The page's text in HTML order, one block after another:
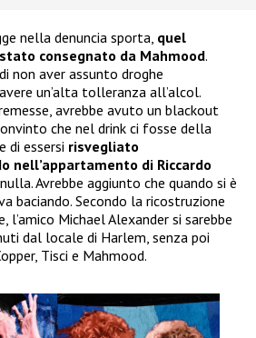
nella denuncia sporta, quel
consegnato da Mahmood.
non aver assunto droghe
un’alta tolleranza all’alcol.
avrebbe avuto un blackout
che nel drink ci fosse della
di essersi risvegliato
nell’appartamento di Riccardo
Avrebbe aggiunto che quando si è
baciando. Secondo la ricostruzione
Michael Alexander si sarebbe
dal locale di Harlem, senza poi
Tisci e Mahmood.